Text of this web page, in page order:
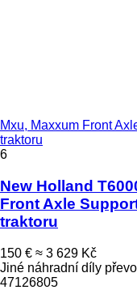
Mxu, Maxxum Front
traktoru
6
New Holland
Front Axle
traktoru
150 € ≈ 3 629 Kč
Jiné náhradní díly
47126805